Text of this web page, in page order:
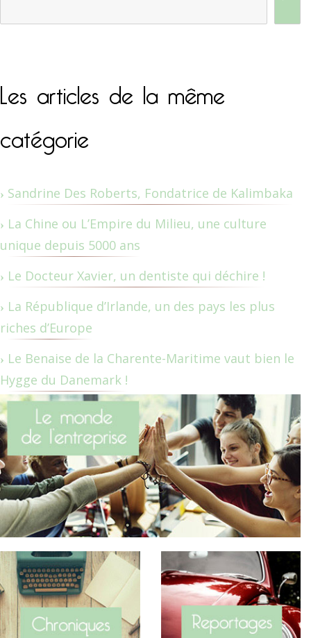
Les articles de la même
catégorie
Sandrine Des Roberts, Fondatrice de Kalimbaka
La Chine ou L’Empire du Milieu, une culture
unique depuis 5000 ans
Le Docteur Xavier, un dentiste qui déchire !
La République d’Irlande, un des pays les plus
riches d’Europe
Le Benaise de la Charente-Maritime vaut bien le
Hygge du Danemark !